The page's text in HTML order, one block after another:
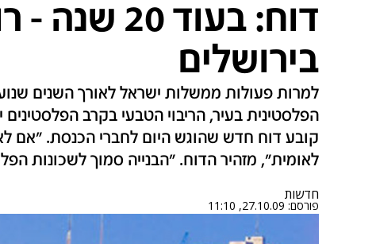
דוח: בעוד
בירושלים
למרות פעולות ממשלות ישראל לאורך השנים
הפלסטינית בעיר, הריבוי הטבעי בקרב
קובע דוח חדש שהוגש היום לחברי הכנסת. "אם לא
לאומית", מזהיר הדוח. "הבנייה סמוך לשכונות
חדשות
פורסם: 27.10.09, 11:10